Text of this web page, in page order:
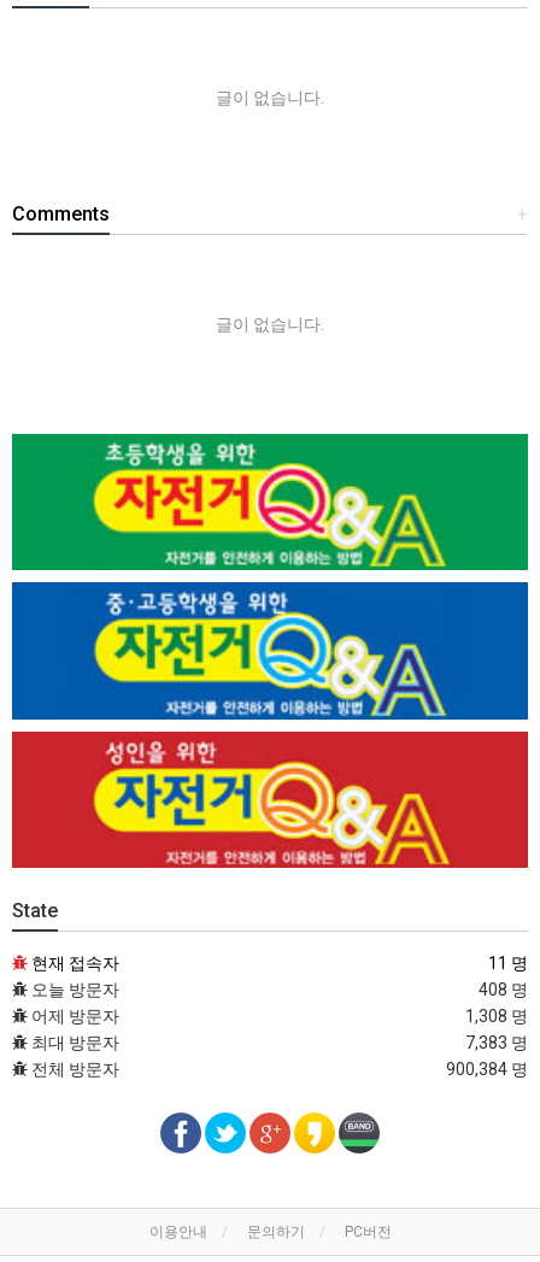
글이 없습니다.
+
Comments
글이 없습니다.
State
현재 접속자
11 명
오늘 방문자
408 명
어제 방문자
1,308 명
최대 방문자
7,383 명
전체 방문자
900,384 명
이용안내 문의하기 PC버전